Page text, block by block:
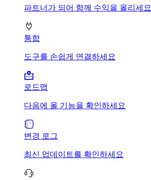
파트너가 되어 함께 수익을 올리세요
통합
도구를 손쉽게 연결하세요
로드맵
다음에 올 기능을 확인하세요
변경 로그
최신 업데이트를 확인하세요